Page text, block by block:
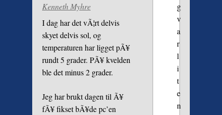
Kenneth Myhre
I dag har det vÃ¦rt delvis
skyet delvis sol, og
temperaturen har ligget pÃ¥
rundt 5 grader. PÃ¥ kvelden
ble det minus 2 grader.
Jeg har brukt dagen til Ã¥
fÃ¥ fikset bÃ¥de pc’en
g
v
a
r
l
i
t
e
n